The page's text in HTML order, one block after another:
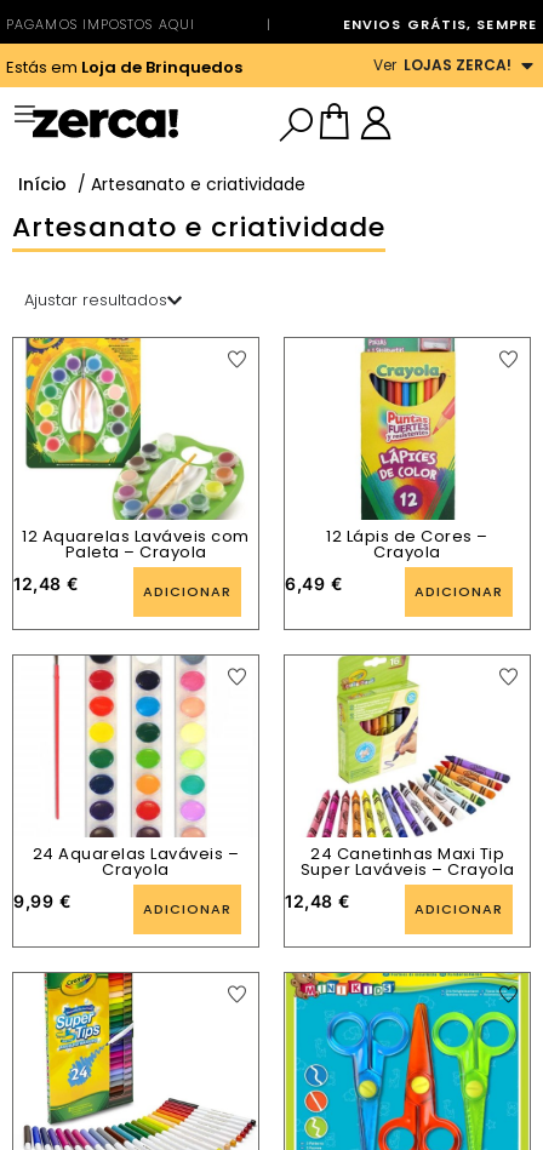
PAGAMOS IMPOSTOS AQUI | ENVIOS GRÁTIS, SEMPRE
Estás em Loja de Brinquedos Ver LOJAS ZERCA!
Início / Artesanato e criatividade
Artesanato e criatividade
Ajustar resultados
12 Aquarelas Laváveis com
Paleta – Crayola
12,48 € ADICIONAR
12 Lápis de Cores –
Crayola
6,49 € ADICIONAR
24 Aquarelas Laváveis –
Crayola
9,99 € ADICIONAR
24 Canetinhas Maxi Tip
Super Laváveis ​​– Crayola
12,48 € ADICIONAR